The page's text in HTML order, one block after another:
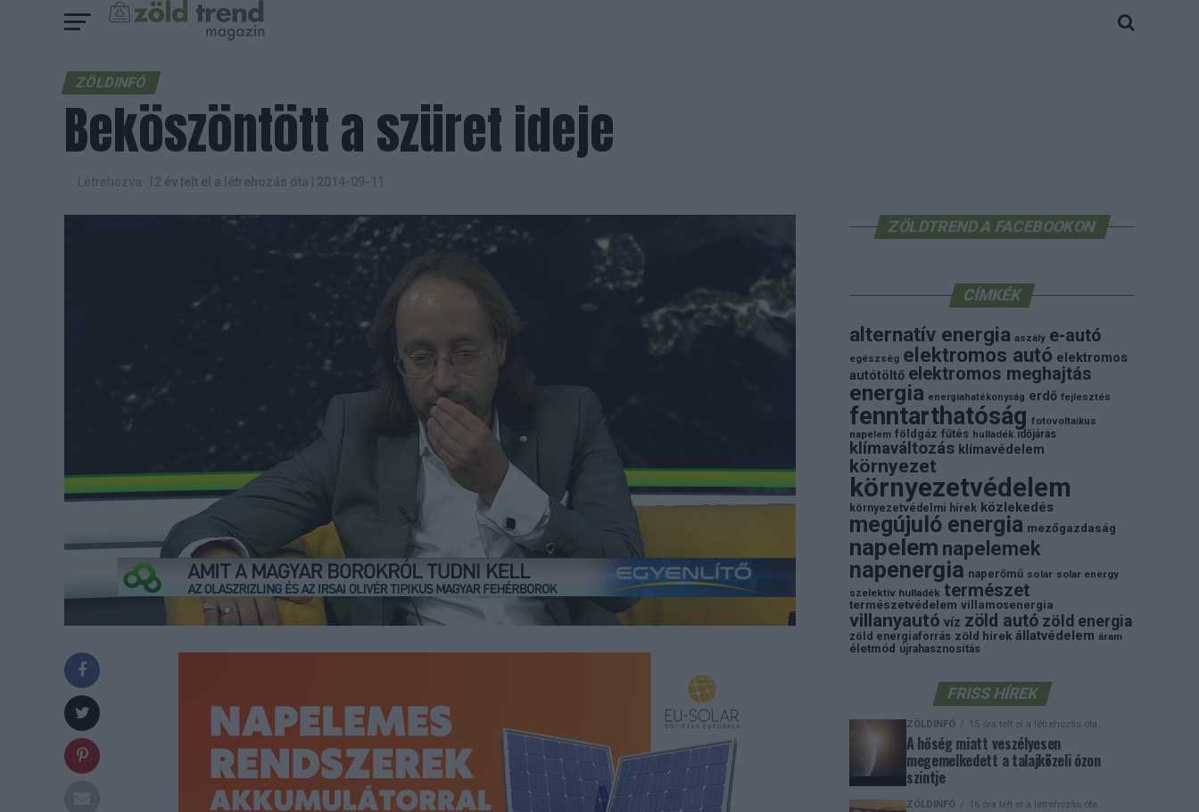
ZÖLDINFÓ
Beköszöntött a szüret ideje
Létrehozva: 12 év telt el a létrehozás óta 2014-09-11
ZÖLDTREND A FACEBOOKON
CÍMKÉK
alternatív energia aszály e-autó
egészség elektromos autó elektromos
autótöltő elektromos meghajtás
energia energiahatékonyság erdő fejlesztés
fenntarthatóság fotovoltaikus
napelem földgáz fűtés hulladék időjárás
klímaváltozás klímavédelem
környezet
környezetvédelem
környezetvédelmi hírek közlekedés
megújuló energia mezőgazdaság
napelem napelemek
napenergia naperőmű solar solar energy
szelektiv hulladék természet
természetvédelem villamosenergia
villanyautó víz zöld autó zöld energia
zöld energiaforrás zöld hirek állatvédelem áram
életmód újrahasznosítás
FRISS HÍREK
ZÖLDINFÓ 15 óra telt el a létrehozás óta
A hőség miatt veszélyesen
megemelkedett a talajközeli ózon
szintje
ZÖLDINFÓ 16 óra telt el a létrehozás óta